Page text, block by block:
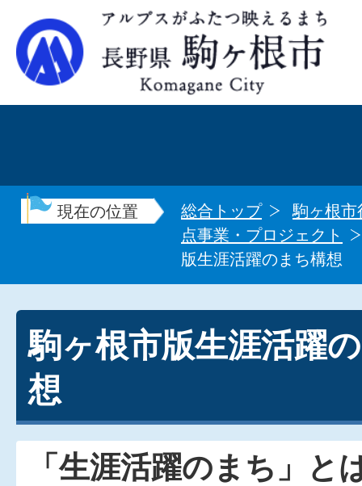
現在の位置 総合トップ
駒ヶ根市
点事業・プロジェクト
版生涯活躍のまち構想
駒ヶ根市版生涯活躍
想
「生涯活躍のまち」と